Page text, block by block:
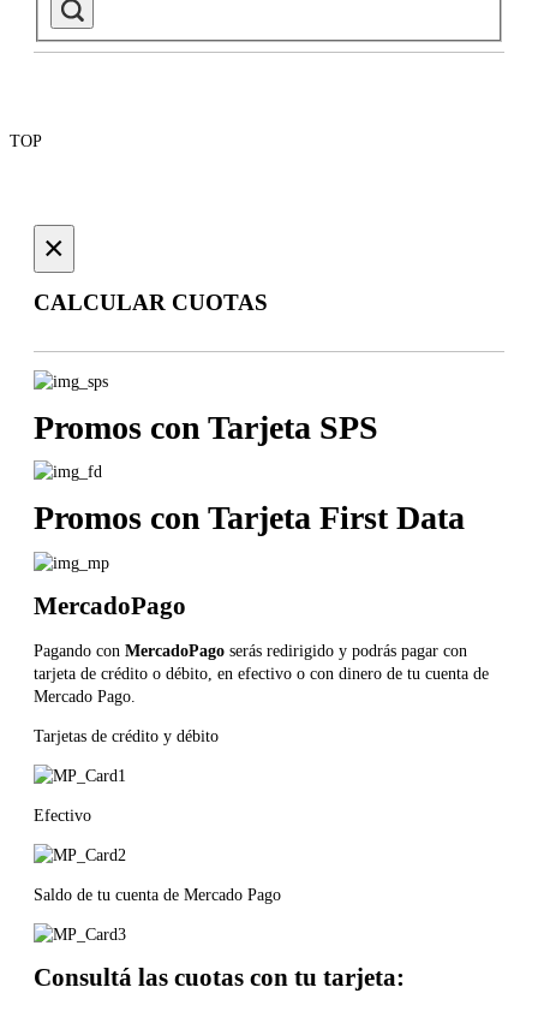
TOP
×
CALCULAR CUOTAS
Promos con Tarjeta SPS
Promos con Tarjeta First Data
MercadoPago
Pagando con MercadoPago serás redirigido y podrás pagar con
tarjeta de crédito o débito, en efectivo o con dinero de tu cuenta de
Mercado Pago.
Tarjetas de crédito y débito
Efectivo
Saldo de tu cuenta de Mercado Pago
Consultá las cuotas con tu tarjeta: